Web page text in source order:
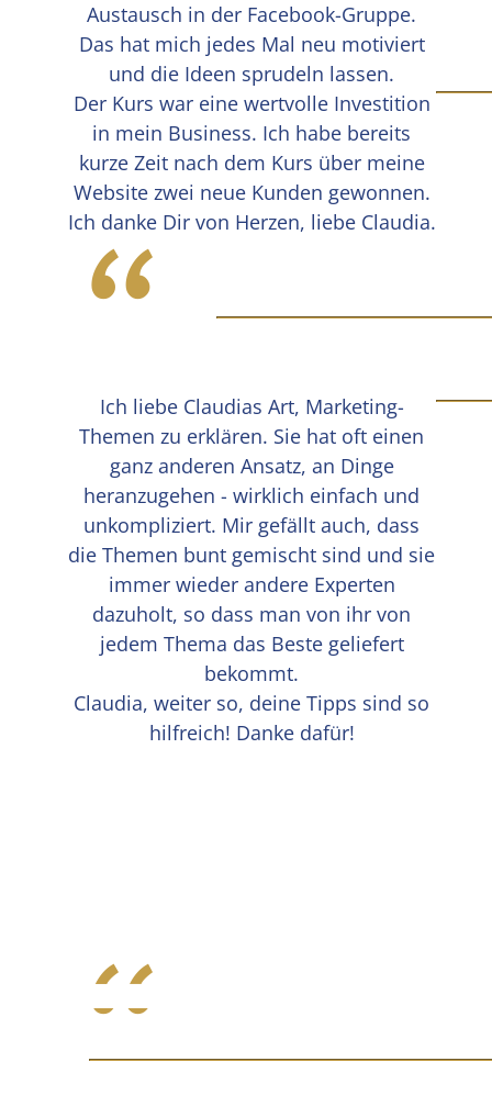
Austausch in der Facebook-Gruppe.
Das hat mich jedes Mal neu motiviert
und die Ideen sprudeln lassen.
Der Kurs war eine wertvolle Investition
in mein Business. Ich habe bereits
kurze Zeit nach dem Kurs über meine
Website zwei neue Kunden gewonnen.
Ich danke Dir von Herzen, liebe Claudia.
“
Ich liebe Claudias Art, Marketing-
Themen zu erklären. Sie hat oft einen
ganz anderen Ansatz, an Dinge
heranzugehen - wirklich einfach und
unkompliziert. Mir gefällt auch, dass
die Themen bunt gemischt sind und sie
immer wieder andere Experten
dazuholt, so dass man von ihr von
jedem Thema das Beste geliefert
bekommt.
Claudia, weiter so, deine Tipps sind so
hilfreich! Danke dafür!